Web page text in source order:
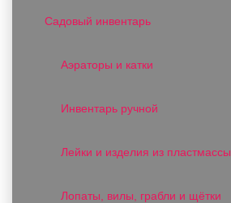
Садовый инвентарь
Аэраторы и катки
Инвентарь ручной
Лейки и изделия из пластмассы
Лопаты, вилы, грабли и щётки